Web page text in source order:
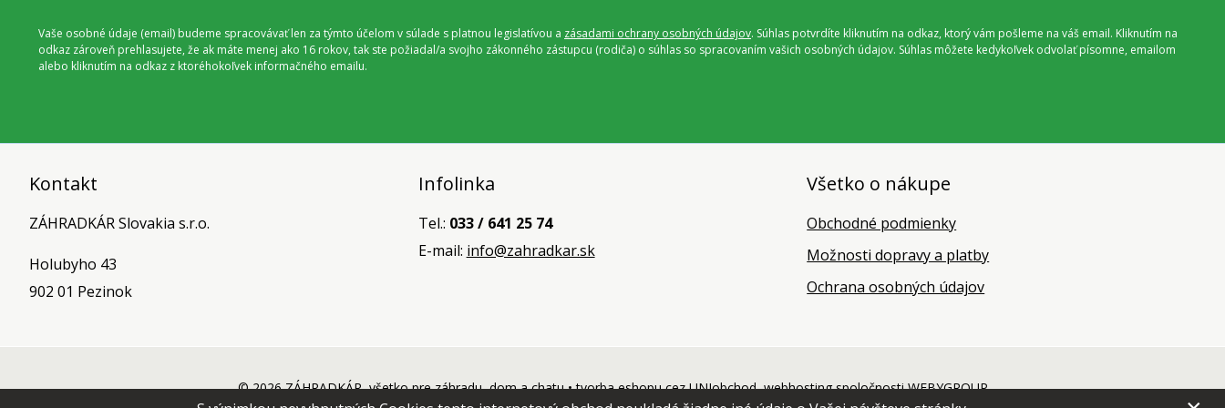
Vaše osobné údaje (email) budeme spracovávať len za týmto účelom v súlade s platnou legislatívou a zásadami ochrany osobných údajov. Súhlas potvrdíte kliknutím na odkaz, ktorý vám pošleme na váš email. Kliknutím na
odkaz zároveň prehlasujete, že ak máte menej ako 16 rokov, tak ste požiadal/a svojho zákonného zástupcu (rodiča) o súhlas so spracovaním vašich osobných údajov. Súhlas môžete kedykoľvek odvolať písomne, emailom
alebo kliknutím na odkaz z ktoréhokoľvek informačného emailu.
Kontakt
ZÁHRADKÁR Slovakia s.r.o.
Holubyho 43
902 01 Pezinok
Infolinka
Tel.: 033 / 641 25 74
E-mail: info@zahradkar.sk
Všetko o nákupe
Obchodné podmienky
Možnosti dopravy a platby
Ochrana osobných údajov
© 2026 ZÁHRADKÁR, všetko pre záhradu, dom a chatu •tvorba eshopu cez UNIobchod,webhostingspoločnostiWEBYGROUP